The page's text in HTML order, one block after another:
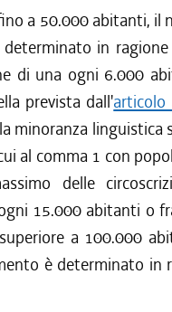
a 50.000 abitanti, il
in
di una ogni 6.000
prevista dall'articolo
minoranza linguistica
al comma 1 con
delle
15.000 abitanti o
a 100.000
è determinato in